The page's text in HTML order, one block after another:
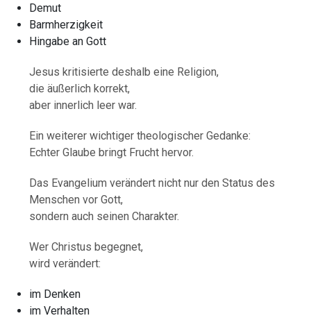
Demut
Barmherzigkeit
Hingabe an Gott
Jesus kritisierte deshalb eine Religion,
die äußerlich korrekt,
aber innerlich leer war.
Ein weiterer wichtiger theologischer Gedanke:
Echter Glaube bringt Frucht hervor.
Das Evangelium verändert nicht nur den Status des
Menschen vor Gott,
sondern auch seinen Charakter.
Wer Christus begegnet,
wird verändert:
im Denken
im Verhalten